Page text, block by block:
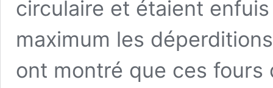
circulaire et étaient
maximum les
ont montré que ces fours